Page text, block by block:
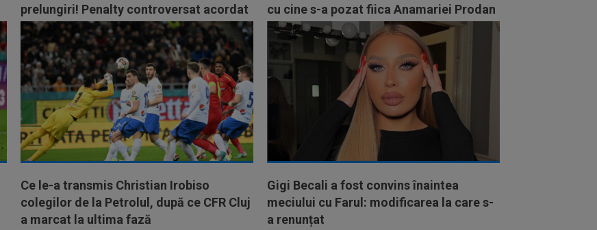
prelungiri! Penalty controversat acordat
de Feșnic
cu cine s-a pozat fiica Anamariei Prodan
Ce le-a transmis Christian Irobiso
colegilor de la Petrolul, după ce CFR Cluj
a marcat la ultima fază
Gigi Becali a fost convins înaintea
meciului cu Farul: modificarea la care s-
a renunțat